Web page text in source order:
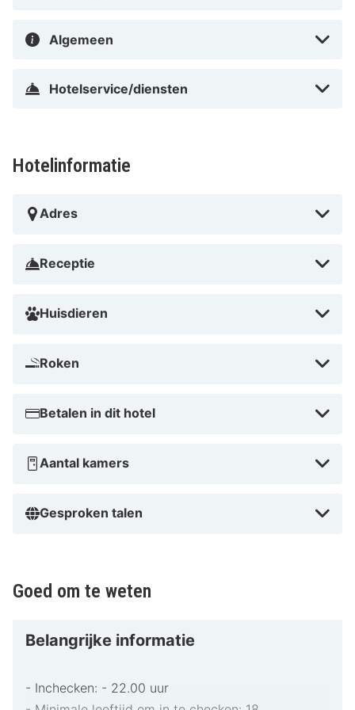
Algemeen
Hotelservice/diensten
Hotelinformatie
Adres
Receptie
Huisdieren
Roken
Betalen in dit hotel
Aantal kamers
Gesproken talen
Goed om te weten
Belangrijke informatie
- Inchecken: - 22.00 uur